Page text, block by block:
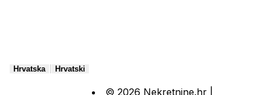
Hrvatska Hrvatski
© 2026 Nekretnine.hr |